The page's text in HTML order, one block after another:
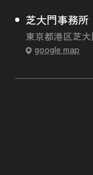
芝大門事務所
東京都港区芝
google map